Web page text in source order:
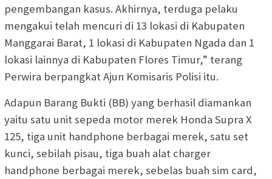
pengembangan kasus. Akhirnya, terduga pelaku
mengakui telah mencuri di 13 lokasi di Kabupaten
Manggarai Barat, 1 lokasi di Kabupaten Ngada dan 1
lokasi lainnya di Kabupaten Flores Timur,” terang
Perwira berpangkat Ajun Komisaris Polisi itu.
Adapun Barang Bukti (BB) yang berhasil diamankan
yaitu satu unit sepeda motor merek Honda Supra X
125, tiga unit handphone berbagai merek, satu set
kunci, sebilah pisau, tiga buah alat charger
handphone berbagai merek, sebelas buah sim card,